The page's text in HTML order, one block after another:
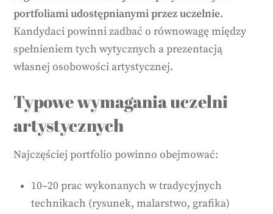
portfoliami udostępnianymi przez uczelnie.
Kandydaci powinni zadbać o równowagę między
spełnieniem tych wytycznych a prezentacją
własnej osobowości artystycznej.
Typowe wymagania uczelni
artystycznych
Najczęściej portfolio powinno obejmować:
10–20 prac wykonanych w tradycyjnych
technikach (rysunek, malarstwo, grafika)